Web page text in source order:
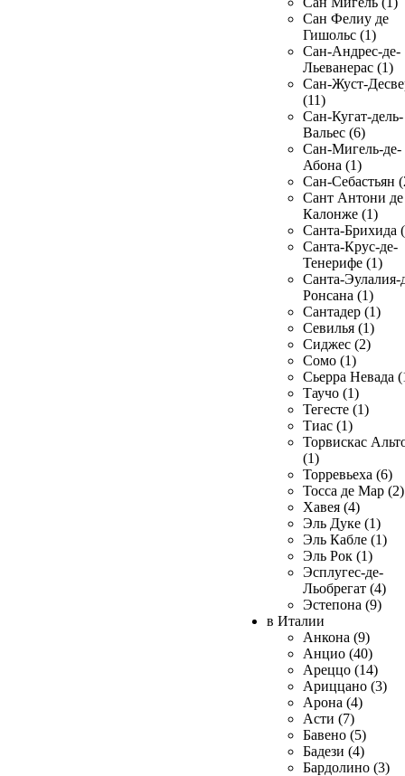
Сан Фелиу де
Гишольс (1)
Сан-Андрес-де-
Льеванерас (1)
Сан-Жуст-
(11)
Сан-Кугат-дель-
Вальес (6)
Сан-Мигель-де-
Абона (1)
Сан-Себастьян
Сант Антони де
Калонже (1)
Санта-Брихида
Санта-Крус-де-
Тенерифе (1)
Санта-Эулалия-
Ронсана (1)
Сантадер (1)
Севилья (1)
Сиджес (2)
Сомо (1)
Сьерра Невада
Таучо (1)
Тегесте (1)
Тиас (1)
Торвискас
(1)
Торревьеха (6)
Тосса де Мар (2)
Хавея (4)
Эль Дуке (1)
Эль Кабле (1)
Эль Рок (1)
Эсплугес-де-
Льобрегат (4)
Эстепона (9)
в Италии
Анкона (9)
Анцио (40)
Ареццо (14)
Ариццано (3)
Арона (4)
Асти (7)
Бавено (5)
Бадези (4)
Бардолино (3)